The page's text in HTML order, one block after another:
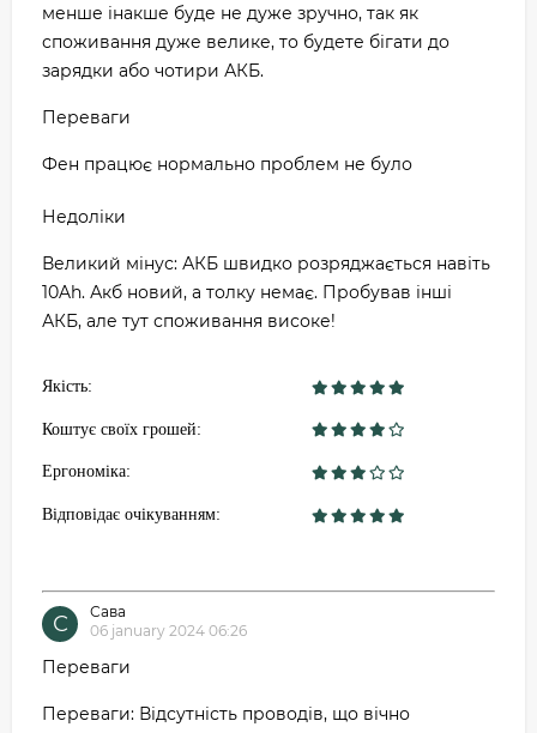
менше інакше буде не дуже зручно, так як
споживання дуже велике, то будете бігати до
зарядки або чотири АКБ.
Переваги
Фен працює нормально проблем не було
Недоліки
Великий мінус: АКБ швидко розряджається навіть
10Ah. Акб новий, а толку немає. Пробував інші
АКБ, але тут споживання високе!
Якість:
Коштує своїх грошей:
Ергономіка:
Відповідає очікуванням:
С
Сава
06 january 2024 06:26
Переваги
Переваги: ​​Відсутність проводів, що вічно